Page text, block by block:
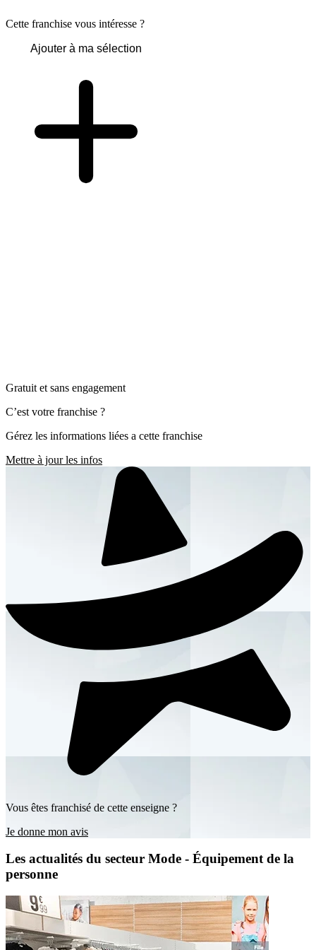
Cette franchise vous intéresse ?
Ajouter à ma sélection
Gratuit et sans engagement
C’est votre franchise ?
Gérez les informations liées a cette franchise
Mettre à jour les infos
Vous êtes franchisé de cette enseigne ?
Je donne mon avis
Les actualités du secteur Mode - Équipement de la
personne